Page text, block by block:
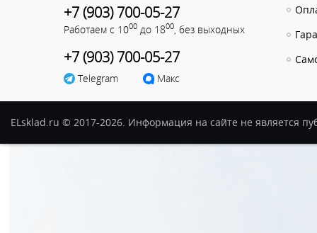
+7 (903) 700-05-27
Работаем с 1000 до 1800 , без выходных
+7 (903) 700-05-27
Telegram Макс
ELsklad.ru © 2017-2026. Информация на сайте не является